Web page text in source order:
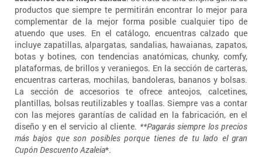
productos que siempre te permitirán encontrar lo mejor para
complementar de la mejor forma posible cualquier tipo de
atuendo que uses. En el catálogo, encuentras calzado que
incluye zapatillas, alpargatas, sandalias, hawaianas, zapatos,
botas y botines, con tendencias anatómicas, chunky, comfy,
plataformas, de brillos y veraniegos. En la sección de carteras,
encuentras carteras, mochilas, bandoleras, bananos y bolsas.
La sección de accesorios te ofrece anteojos, calcetines,
plantillas, bolsas reutilizables y toallas. Siempre vas a contar
con las mejores garantías de calidad en la fabricación, en el
diseño y en el servicio al cliente. **Pagarás siempre los precios
más bajos que son posibles porque tienes de tu lado el gran
Cupón Descuento Azaleia*.